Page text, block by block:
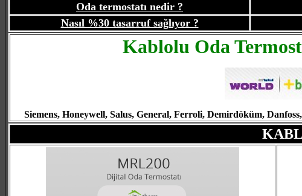
Oda termostatı nedir ?
Nasıl %30 tasarruf sağlıyor ?
Kablolu Oda
Siemens, Honeywell, Salus, General, Ferroli, Demirdöküm,